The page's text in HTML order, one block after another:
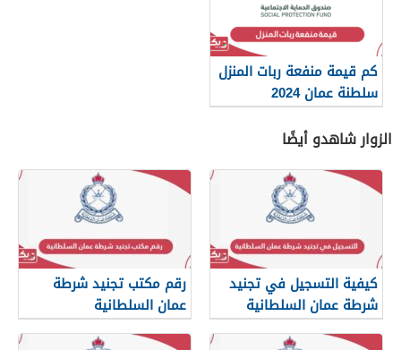
كم قيمة منفعة ربات المنزل
سلطنة عمان 2024
الزوار شاهدو أيضًا
كيفية التسجيل في تجنيد
شرطة عمان السلطانية
2026
رقم مكتب تجنيد شرطة
عمان السلطانية